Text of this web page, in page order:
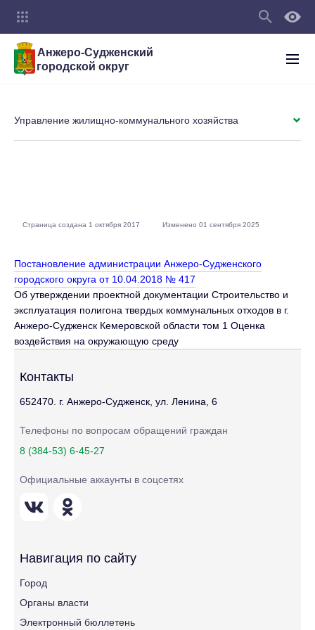
Анжеро-Судженский
городской округ
Постановление администрации Анжеро-Судженского
городского округа от 10.04.2018 № 417
Об утверждении проектной документации Строительство и
эксплуатация полигона твердых коммунальных отходов в г.
Анжеро-Судженск Кемеровской области том 1 Оценка
воздействия на окружающую среду
Управление жилищно-коммунального хозяйства
Страница создана 1 октября 2017 Изменено 01 сентября 2025
Контакты
652470. г. Анжеро-Судженск, ул. Ленина, 6
Телефоны по вопросам обращений граждан
8 (384-53) 6-45-27
Официальные аккаунты в соцсетях
Навигация по сайту
Город
Органы власти
Электронный бюллетень